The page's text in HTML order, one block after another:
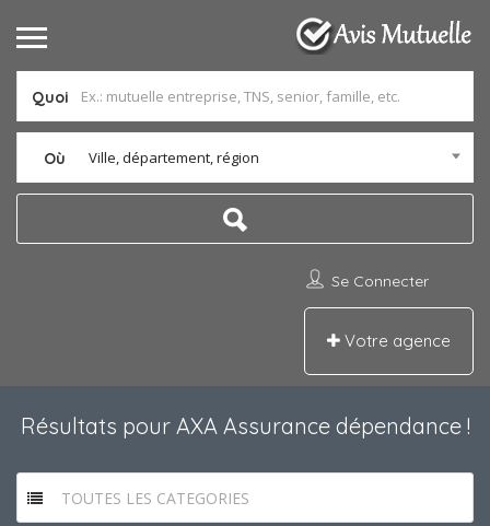
Quoi
Où Ville, département, région
Se Connecter
Votre agence
Résultats pour AXA Assurance dépendance!
TOUTES LES CATEGORIES